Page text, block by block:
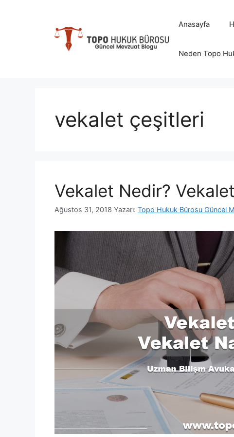
Anasayfa
Neden Topo
vekalet çeşitleri
Vekalet Nedir?
Ağustos 31, 2018 Yazarı: Topo Hukuk Bürosu Güncel